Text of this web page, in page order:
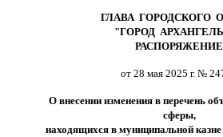
ГЛАВА ГОРОДСКОГО
"ГОРОД
РАСПОРЯЖЕНИЕ
от 28 мая 2025 г. №
О внесении изменения в перечень
сферы,
находящихся в муниципальной